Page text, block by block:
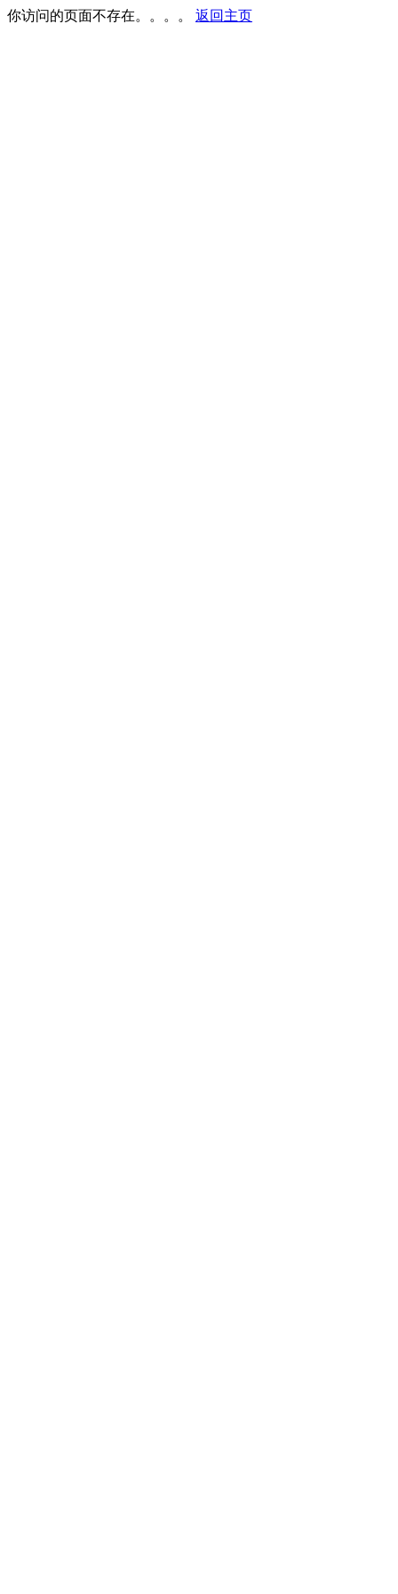
你访问的页面不存在。。。。 返回主页